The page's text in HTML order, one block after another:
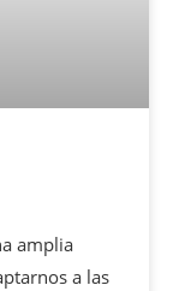
amplia
a las